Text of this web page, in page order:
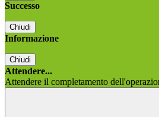
Successo
Chiudi
Informazione
Chiudi
Attendere...
Attendere il completamento